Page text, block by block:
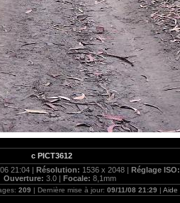
c PICT3612
21:04 | Résolution: 1536 x 2048 | Réglage ISO:
Ouverture: 3.0 | Focale: 8,1mm
209 | Dernière mise à jour: 09/11/08 21:29 | Aide